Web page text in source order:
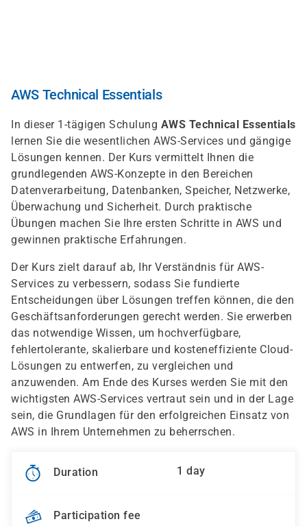
AWS Technical Essentials
In dieser 1-tägigen Schulung AWS Technical Essentials
lernen Sie die wesentlichen AWS-Services und gängige
Lösungen kennen. Der Kurs vermittelt Ihnen die
grundlegenden AWS-Konzepte in den Bereichen
Datenverarbeitung, Datenbanken, Speicher, Netzwerke,
Überwachung und Sicherheit. Durch praktische
Übungen machen Sie Ihre ersten Schritte in AWS und
gewinnen praktische Erfahrungen.
Der Kurs zielt darauf ab, Ihr Verständnis für AWS-
Services zu verbessern, sodass Sie fundierte
Entscheidungen über Lösungen treffen können, die den
Geschäftsanforderungen gerecht werden. Sie erwerben
das notwendige Wissen, um hochverfügbare,
fehlertolerante, skalierbare und kosteneffiziente Cloud-
Lösungen zu entwerfen, zu vergleichen und
anzuwenden. Am Ende des Kurses werden Sie mit den
wichtigsten AWS-Services vertraut sein und in der Lage
sein, die Grundlagen für den erfolgreichen Einsatz von
AWS in Ihrem Unternehmen zu beherrschen.
Duration 1 day
Participation fee